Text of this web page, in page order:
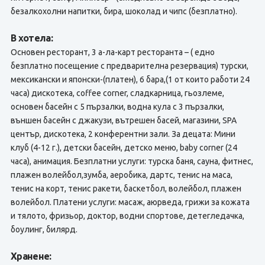
безалкохолни напитки, бира, шоколад и чипс (безплатно).
В хотела:
Основен ресторант, 3 а-лa-карт ресторанта – ( eдно
безплатно посещение с предварителна резервация) турски,
мексикански и японски-(платен), 6 бара,(1 от които работи 24
часа) дискотека, coffee corner, сладкарница, гьозлеме,
основен басейн с 5 пързалки, водна кула с 3 пързалки,
външен басейн с джакузи, вътрешен басей, магазини, SPA
център, дискотека, 2 конферентни зали. За децата: Мини
клуб (4-12 г.), детски басейн, детско меню, baby corner (24
часа), анимация. Безплатни услуги: турска баня, сауна, фитнес,
плажен волейбол,зумба, аеробика, дартс, тенис на маса,
тенис на корт, тенис ракети, баскетбол, волейбол, плажен
волейбол. Платени услуги: масаж, аюрведа, грижи за кожата
и тялото, фризьор, доктор, водни спортове, детегледачка,
боулинг, билярд.
Хранене: